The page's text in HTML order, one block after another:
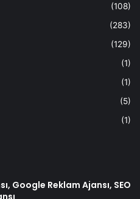
(108)
(283)
(129)
(1)
(1)
(5)
(1)
Google Reklam Ajansı, SEO